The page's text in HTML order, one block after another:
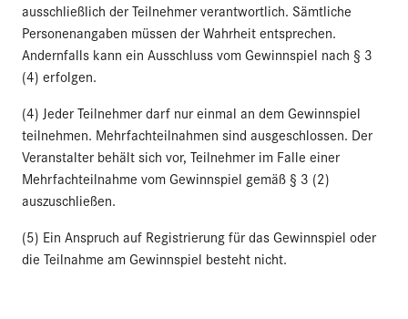
ausschließlich der Teilnehmer verantwortlich. Sämtliche
Personenangaben müssen der Wahrheit entsprechen.
Andernfalls kann ein Ausschluss vom Gewinnspiel nach § 3
(4) erfolgen.
(4) Jeder Teilnehmer darf nur einmal an dem Gewinnspiel
teilnehmen. Mehrfachteilnahmen sind ausgeschlossen. Der
Veranstalter behält sich vor, Teilnehmer im Falle einer
Mehrfachteilnahme vom Gewinnspiel gemäß § 3 (2)
auszuschließen.
(5) Ein Anspruch auf Registrierung für das Gewinnspiel oder
die Teilnahme am Gewinnspiel besteht nicht.